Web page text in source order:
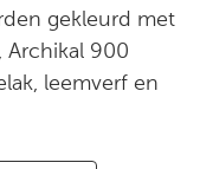
gekleurd met
Archikal 900
leemverf en